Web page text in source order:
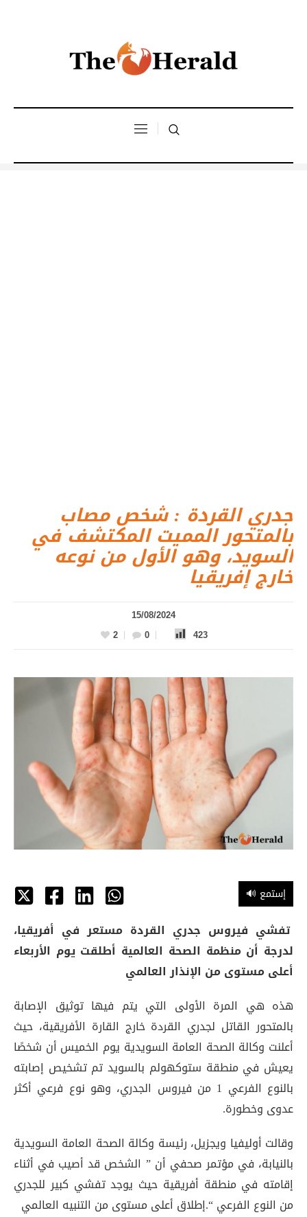
جدري القردة : شخص مصاب
بالمتحور المميت المكتشف في
السويد، وهو الأول من نوعه
خارج إفريقيا
15/08/2024
2
0 423
🔊 إستمع
تفشي فيروس جدري القردة مستعر في أفريقيا،
لدرجة أن منظمة الصحة العالمية أطلقت يوم الأربعاء
أعلى مستوى من الإنذار العالمي
هذه هي المرة الأولى التي يتم فيها توثيق الإصابة
بالمتحور القاتل لجدري القردة خارج القارة الأفريقية، حيث
أعلنت وكالة الصحة العامة السويدية يوم الخميس أن شخصًا
يعيش في منطقة ستوكهولم بالسويد تم تشخيص إصابته
بالنوع الفرعي 1 من فيروس الجدري، وهو نوع فرعي أكثر
عدوى وخطورة.
وقالت أوليفيا ويجزيل، رئيسة وكالة الصحة العامة السويدية
بالنيابة، في مؤتمر صحفي أن ” الشخص قد أصيب في أثناء
إقامته في منطقة أفريقية حيث يوجد تفشي كبير للجدري
من النوع الفرعي “.إطلاق أعلى مستوى من التنبيه العالمي